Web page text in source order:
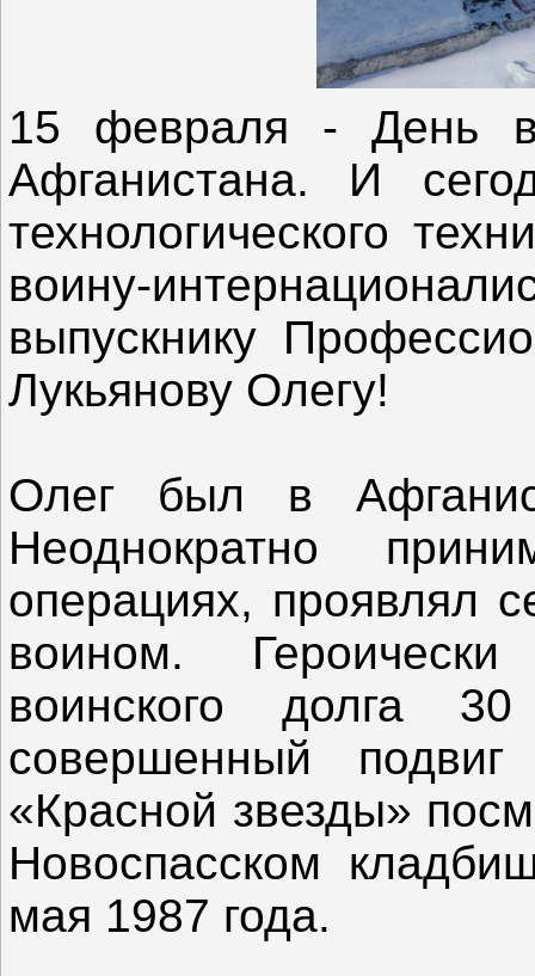
15 февраля - День
Афганистана. И
технологического
воину-
выпускнику
Лукьянову Олегу!
Олег был в
Неоднократно
операциях, проявлял
воином.
воинского долга
совершенный
«Красной звезды»
Новоспасском
мая 1987 года.